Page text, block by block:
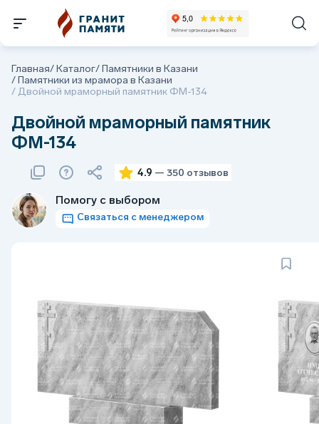
Главная/Каталог/Памятники в Казани
/Памятники из мрамора в Казани
/ Двойной мраморный памятник ФМ-134
Двойной мраморный памятник
ФМ-134
4.9 — 350 отзывов
Помогу с выбором
Связаться с менеджером